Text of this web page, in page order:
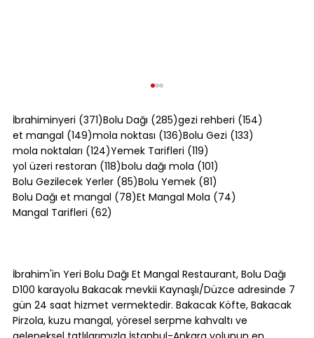
Ekmekten Fırın Kebaba 7 Yöresel
Lezzet
İbrahiminyeri (371)371 yazı
Bolu Dağı (285)285 yazı
gezi rehberi (154)
et mangal (149)149 yazı
mola noktası (136)136 yazı
Bolu Gezi (133)
mola noktaları (124)124 yazı
Yemek Tarifleri (119)
yol üzeri restoran (118)118 yazı
bolu dağı mola (101)
Bolu Gezilecek Yerler (85)85 yazı
Bolu Yemek (81)
Bolu Dağı et mangal (78)78 yazı
Et Mangal Mola (74)
Mangal Tarifleri (62)
İbrahim'in Yeri Bolu Dağı Et Mangal Restaurant, Bolu Dağı
D100 karayolu Bakacak mevkii Kaynaşlı/Düzce adresinde 7
gün 24 saat hizmet vermektedir. Bakacak Köfte, Bakacak
Pirzola, kuzu mangal, yöresel serpme kahvaltı ve